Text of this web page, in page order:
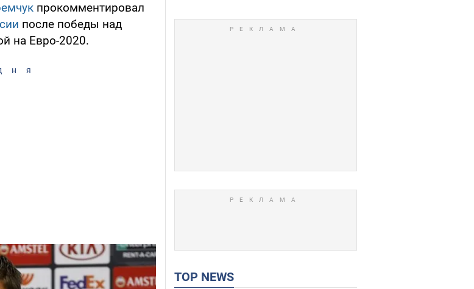
прокомментировал
после победы над
на Евро-2020.
TOP NEWS